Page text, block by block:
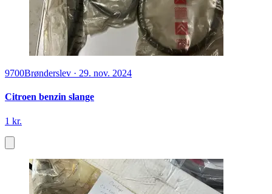
9700Brønderslev · 29. nov. 2024
Citroen benzin slange
1 kr.